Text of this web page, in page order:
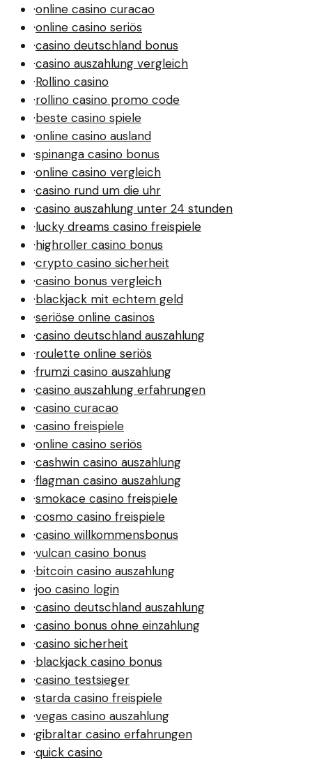
·online casino curacao
·online casino seriös
·casino deutschland bonus
·casino auszahlung vergleich
·Rollino casino
·rollino casino promo code
·beste casino spiele
·online casino ausland
·spinanga casino bonus
·online casino vergleich
·casino rund um die uhr
·casino auszahlung unter 24 stunden
·lucky dreams casino freispiele
·highroller casino bonus
·crypto casino sicherheit
·casino bonus vergleich
·blackjack mit echtem geld
·seriöse online casinos
·casino deutschland auszahlung
·roulette online seriös
·frumzi casino auszahlung
·casino auszahlung erfahrungen
·casino curacao
·casino freispiele
·online casino seriös
·cashwin casino auszahlung
·flagman casino auszahlung
·smokace casino freispiele
·cosmo casino freispiele
·casino willkommensbonus
·vulcan casino bonus
·bitcoin casino auszahlung
·joo casino login
·casino deutschland auszahlung
·casino bonus ohne einzahlung
·casino sicherheit
·blackjack casino bonus
·casino testsieger
·starda casino freispiele
·vegas casino auszahlung
·gibraltar casino erfahrungen
·quick casino